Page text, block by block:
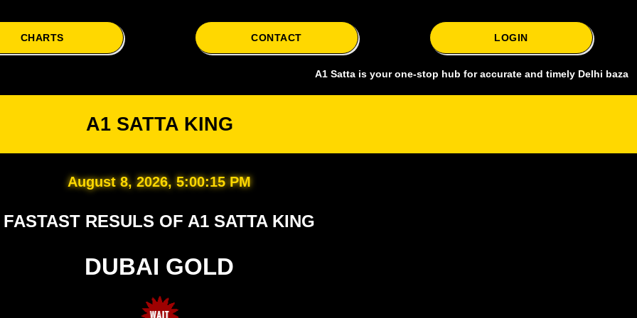
CHARTS CONTACT LOGIN
A1 Satta is your one-stop hub for accurate and timely Delhi bazar satta
A1 SATTA KING
August 8, 2026, 5:00:16 PM
FASTAST RESULS OF A1 SATTA KING
DUBAI GOLD